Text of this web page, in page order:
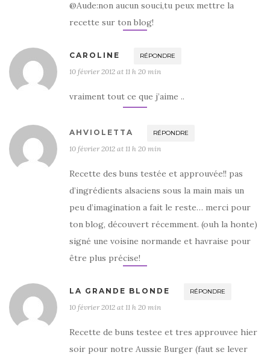
@Aude:non aucun souci,tu peux mettre la
recette sur ton blog!
CAROLINE RÉPONDRE
10 février 2012 at 11 h 20 min
vraiment tout ce que j’aime ..
AHVIOLETTA RÉPONDRE
10 février 2012 at 11 h 20 min
Recette des buns testée et approuvée!! pas
d’ingrédients alsaciens sous la main mais un
peu d’imagination a fait le reste… merci pour
ton blog, découvert récemment. (ouh la honte)
signé une voisine normande et havraise pour
être plus précise!
LA GRANDE BLONDE RÉPONDRE
10 février 2012 at 11 h 20 min
Recette de buns testee et tres approuvee hier
soir pour notre Aussie Burger (faut se lever